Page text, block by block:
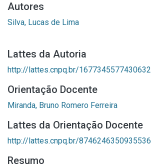
Autores
Silva, Lucas de Lima
Lattes da Autoria
http://lattes.cnpq.br/1677345577430632
Orientação Docente
Miranda, Bruno Romero Ferreira
Lattes da Orientação Docente
http://lattes.cnpq.br/8746246350935536
Resumo